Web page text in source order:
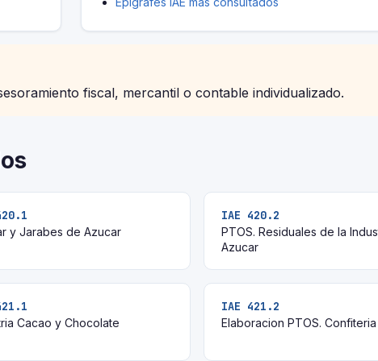
fiscal, mercantil o contable individualizado.
y Jarabes de Azucar
IAE 420.2
PTOS. Residuales de la
Azucar
Cacao y Chocolate
IAE 421.2
Elaboracion PTOS. Confiteria